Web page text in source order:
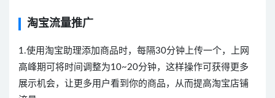
淘宝流量推广
1.使用淘宝助理添加商品时，每隔30分钟上传一个，上网
高峰期可将时间调整为10~20分钟，这样操作可获得更多
展示机会，让更多用户看到你的商品，从而提高淘宝店铺